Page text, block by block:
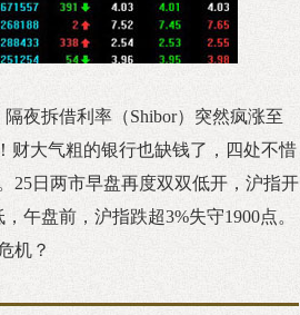
夜拆借利率（Shibor）突然疯涨至
财大气粗的银行也缺钱了，四处不惜
25日两市早盘再度双双低开，沪指开
午盘前，沪指跌超3%失守1900点。
机？